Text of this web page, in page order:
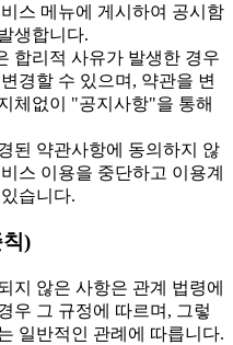
스 메뉴에 게시하여 공시함
생합니다.
합리적 사유가 발생한 경우
경할 수 있으며, 약관을 변
체없이 "공지사항"을 통해
된 약관사항에 동의하지 않
스 이용을 중단하고 이용계
습니다.
)
지 않은 사항은 관계 법령에
우 그 규정에 따르며, 그렇
일반적인 관례에 따릅니다.